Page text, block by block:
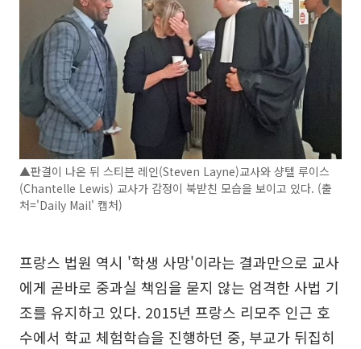
▲판결이 나온 뒤 스티븐 레인(Steven Layne)교사와 샹텔 루이스
(Chantelle Lewis) 교사가 감정이 북받친 모습을 보이고 있다. (출
처='Daily Mail' 캡처)
프랑스 법원 역시 '학생 사망'이라는 결과만으로 교사
에게 곧바로 중과실 책임을 묻지 않는 엄격한 사법 기
조를 유지하고 있다. 2015년 프랑스 리모주 인근 호
수에서 학교 체험학습을 진행하던 중, 부교가 뒤집히